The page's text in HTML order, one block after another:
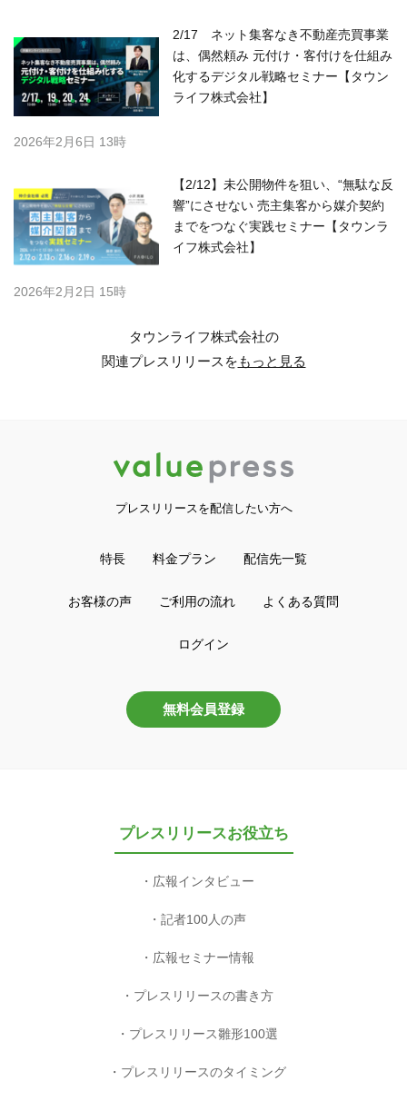
2/17 ネット集客なき不動産売買事業
は、偶然頼み 元付け・客付けを仕組み
化するデジタル戦略セミナー【タウン
ライフ株式会社】
2026年2月6日 13時
【2/12】未公開物件を狙い、“無駄な反
響”にさせない 売主集客から媒介契約
までをつなぐ実践セミナー【タウンラ
イフ株式会社】
2026年2月2日 15時
タウンライフ株式会社の
関連プレスリリースをもっと見る
プレスリリースを配信したい方へ
特長 料金プラン 配信先一覧
お客様の声 ご利用の流れ よくある質問
ログイン
無料会員登録
プレスリリースお役立ち
広報インタビュー
記者100人の声
広報セミナー情報
プレスリリースの書き方
プレスリリース雛形100選
プレスリリースのタイミング